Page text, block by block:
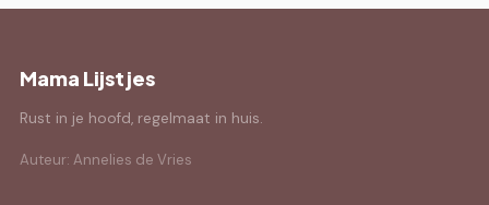
Mama Lijstjes
Rust in je hoofd, regelmaat in huis.
Auteur: Annelies de Vries